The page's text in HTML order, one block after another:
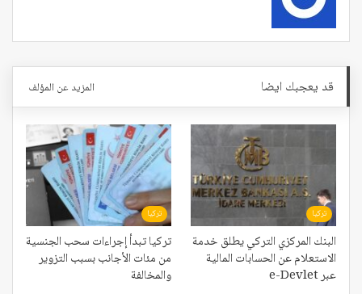
قد يعجبك ايضا المزيد عن المؤلف
تركيا
البنك المركزي التركي يطلق خدمة
الاستعلام عن الحسابات المالية
عبر e-Devlet
تركيا
تركيا تبدأ إجراءات سحب الجنسية
من مئات الأجانب بسبب التزوير
والمخالفة